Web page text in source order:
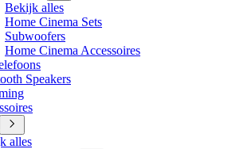
Bekijk alles
Home Cinema Sets
Subwoofers
Home Cinema Accessoires
Speakers
alles